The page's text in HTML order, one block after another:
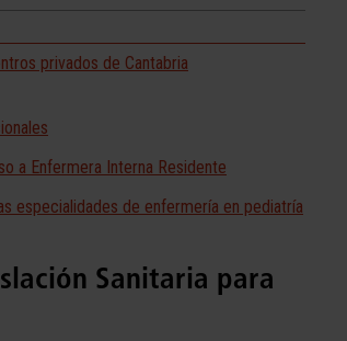
privados de Cantabria
a Enfermera Interna Residente
especialidades de enfermería en pediatría
Sanitaria para